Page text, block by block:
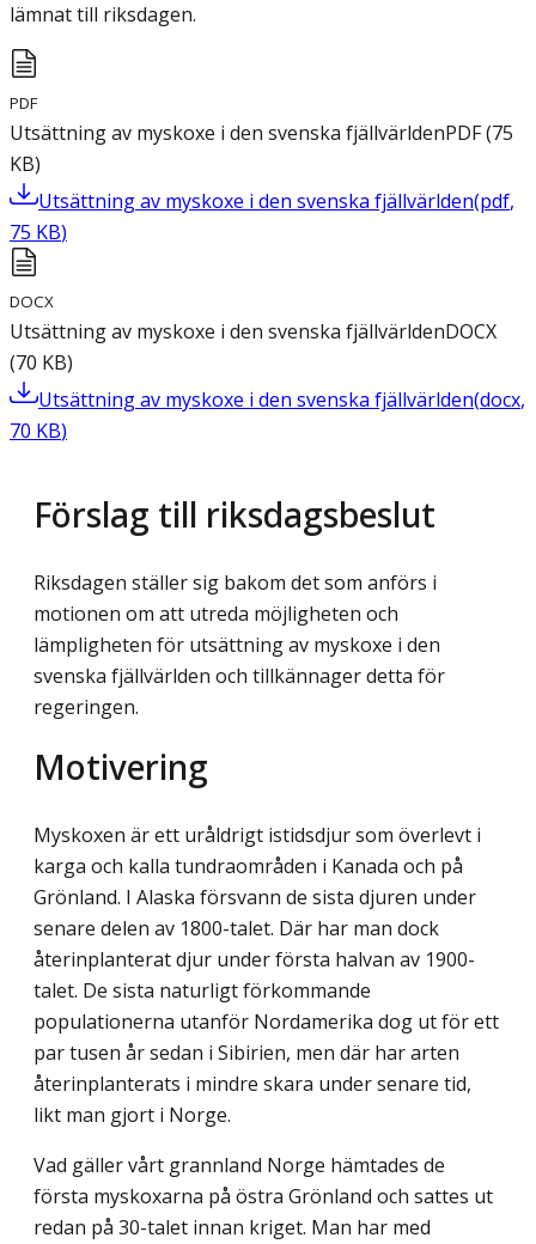
lämnat till riksdagen.
PDF
Utsättning av myskoxe i den svenska fjällvärldenPDF(75
KB)
Utsättning av myskoxe i den svenska fjällvärlden(pdf,
75 KB)
DOCX
Utsättning av myskoxe i den svenska fjällvärldenDOCX
(70 KB)
Utsättning av myskoxe i den svenska fjällvärlden(docx,
70 KB)
Förslag till riksdagsbeslut
Riksdagen ställer sig bakom det som anförs i
motionen om att utreda möjligheten och
lämpligheten för utsättning av myskoxe i den
svenska fjällvärlden och tillkännager detta för
regeringen.
Motivering
Myskoxen är ett uråldrigt istidsdjur som överlevt i
karga och kalla tundraområden i Kanada och på
Grönland. I Alaska försvann de sista djuren under
senare delen av 1800-talet. Där har man dock
återinplanterat djur under första halvan av 1900-
talet. De sista naturligt förkommande
populationerna utanför Nordamerika dog ut för ett
par tusen år sedan i Sibirien, men där har arten
återinplanterats i mindre skara under senare tid,
likt man gjort i Norge.
Vad gäller vårt grannland Norge hämtades de
första myskoxarna på östra Grönland och sattes ut
redan på 30-talet innan kriget. Man har med